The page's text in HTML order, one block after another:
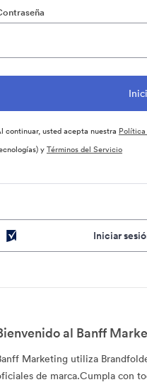
continuar, usted acepta nuestra
yTérminos del Servicio
Iniciar
al Banff
Marketing utiliza
de marca.Cumpla con